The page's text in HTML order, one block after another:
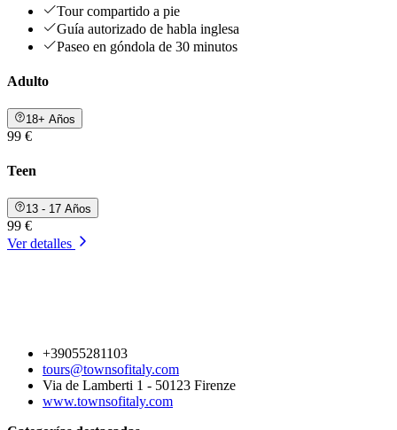
Tour compartido a pie
Guía autorizado de habla inglesa
Paseo en góndola de 30 minutos
Adulto
18+ Años
99 €
Teen
13 - 17 Años
99 €
Ver detalles
+39055281103
tours@townsofitaly.com
Via de Lamberti 1 - 50123 Firenze
www.townsofitaly.com